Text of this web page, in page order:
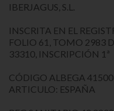
IBERJAGUS, S.L.
INSCRITA EN EL
FOLIO 61, TOMO 2983
33310, INSCRIPCIÓN 1ª
CÓDIGO ALBEGA
ARTICULO: ESPAÑA